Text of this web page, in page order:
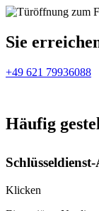
Sie
+49 621 79936088
Häufig
Klicken